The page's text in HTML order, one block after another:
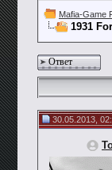
Mafia-Game
1931
Ответ
30.05.2013,